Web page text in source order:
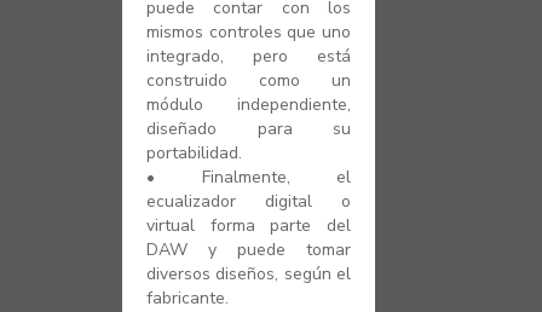
puede contar con los
mismos controles que uno
integrado, pero está
construido como un
módulo independiente,
diseñado para su
portabilidad.
•
Finalmente, el
ecualizador digital o
virtual forma parte del
DAW y puede tomar
diversos diseños, según el
fabricante.